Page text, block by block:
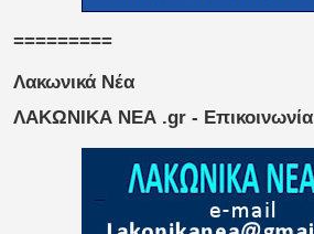
=========
Λακωνικά Νέα
ΛΑΚΩΝΙΚΑ ΝΕΑ .gr - Επικοινωνία